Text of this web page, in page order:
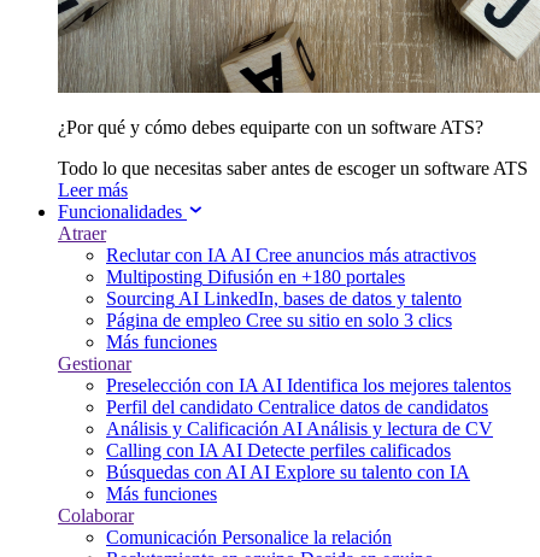
¿Por qué y cómo debes equiparte con un software ATS?
Todo lo que necesitas saber antes de escoger un software ATS
Leer más
Funcionalidades
Atraer
Reclutar con IA AI Cree anuncios más atractivos
Multiposting Difusión en +180 portales
Sourcing AI LinkedIn, bases de datos y talento
Página de empleo Cree su sitio en solo 3 clics
Más funciones
Gestionar
Preselección con IA AI Identifica los mejores talentos
Perfil del candidato Centralice datos de candidatos
Análisis y Calificación AI Análisis y lectura de CV
Calling con IA AI Detecte perfiles calificados
Búsquedas con AI AI Explore su talento con IA
Más funciones
Colaborar
Comunicación Personalice la relación